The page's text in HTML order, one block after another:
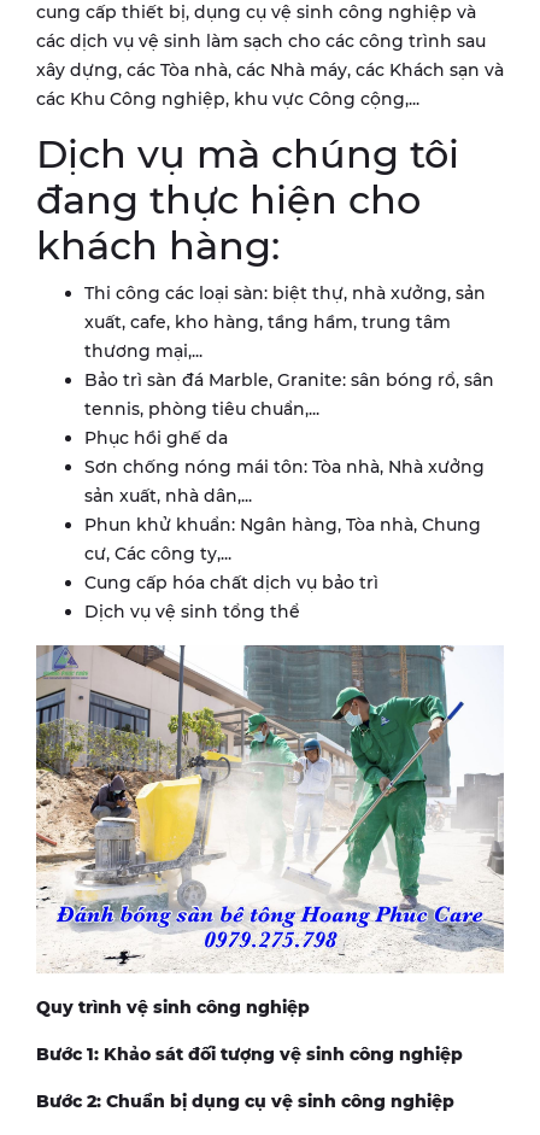
cung cấp thiết bị, dụng cụ vệ sinh công nghiệp và
các dịch vụ vệ sinh làm sạch cho các công trình sau
xây dựng, các Tòa nhà, các Nhà máy, các Khách sạn và
các Khu Công nghiệp, khu vực Công cộng,...
Dịch vụ mà chúng tôi
đang thực hiện cho
khách hàng:
Thi công các loại sàn: biệt thự, nhà xưởng, sản
xuất, cafe, kho hàng, tầng hầm, trung tâm
thương mại,...
Bảo trì sàn đá Marble, Granite: sân bóng rổ, sân
tennis, phòng tiêu chuẩn,...
Phục hồi ghế da
Sơn chống nóng mái tôn: Tòa nhà, Nhà xưởng
sản xuất, nhà dân,...
Phun khử khuẩn: Ngân hàng, Tòa nhà, Chung
cư, Các công ty,...
Cung cấp hóa chất dịch vụ bảo trì
Dịch vụ vệ sinh tổng thể
Quy trình vệ sinh công nghiệp
Bước 1: Khảo sát đối tượng vệ sinh công nghiệp
Bước 2: Chuẩn bị dụng cụ vệ sinh công nghiệp